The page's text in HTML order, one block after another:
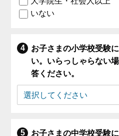
いない
お子さまの小学校受験
い。いらっしゃらない
答ください。
お子さまの中学校受験